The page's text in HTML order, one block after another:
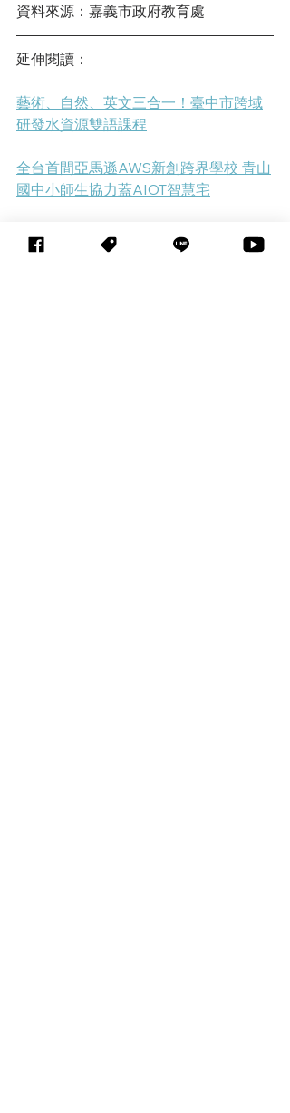
資料來源：嘉義市政府教育處
延伸閱讀：
藝術、自然、英文三合一！臺中市跨域
研發水資源雙語課程
全台首間亞馬遜AWS新創跨界學校 青山
國中小師生協力蓋AIOT智慧宅
特色辦學